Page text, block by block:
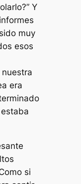
Y
muy
esos
era
si